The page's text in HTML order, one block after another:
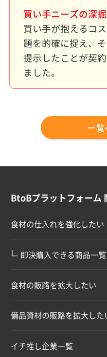
買い手ニーズの深
買い手が抱えるコ
題を的確に捉え、
提示したことが契
ました。
一覧
BtoBプラットフォーム
食材の仕入れを強化したい
∟ 即決購入できる商品一覧
食材の販路を拡大したい
備品資材の販路を拡大した
イチ推し企業一覧